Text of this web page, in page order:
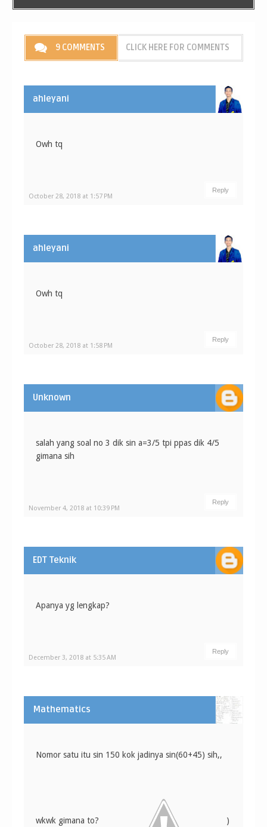
9 COMMENTS CLICK HERE FOR COMMENTS
ahleyani
October 28, 2018 at 1:57 PM
Owh tq
Reply
ahleyani
October 28, 2018 at 1:58 PM
Owh tq
Reply
Unknown
November 4, 2018 at 10:39 PM
salah yang soal no 3 dik sin a=3/5 tpi ppas dik 4/5
gimana sih
Reply
EDT Teknik
December 3, 2018 at 5:35 AM
Apanya yg lengkap?
Reply
Mathematics
Nomor satu itu sin 150 kok jadinya sin(60+45) sih,,
wkwk gimana to? )